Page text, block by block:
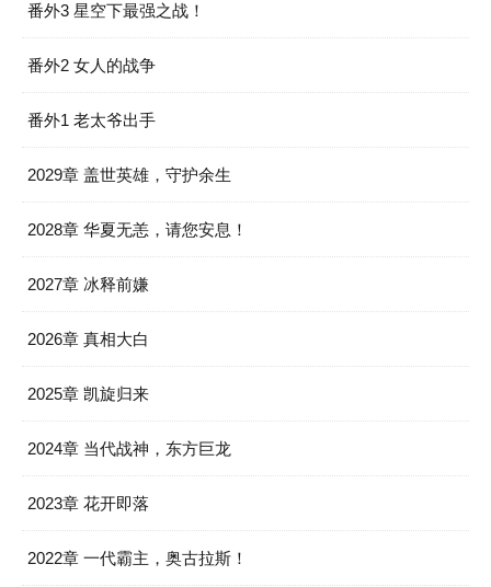
番外3 星空下最强之战！
番外2 女人的战争
番外1 老太爷出手
2029章 盖世英雄，守护余生
2028章 华夏无恙，请您安息！
2027章 冰释前嫌
2026章 真相大白
2025章 凯旋归来
2024章 当代战神，东方巨龙
2023章 花开即落
2022章 一代霸主，奥古拉斯！